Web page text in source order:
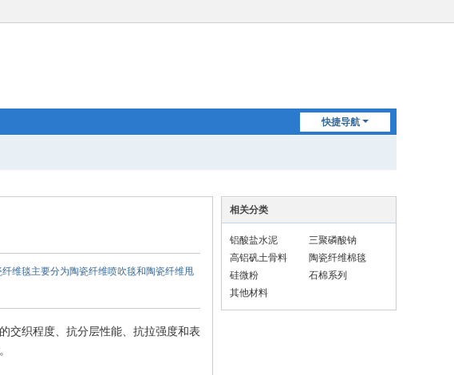
快捷导航
维毯主要分为陶瓷纤维喷吹毯和陶瓷纤维甩
交织程度、抗分层性能、抗拉强度和表
相关分类
铝酸盐水泥
三聚磷酸钠
高铝矾土骨料
陶瓷纤维棉毯
硅微粉
石棉系列
其他材料